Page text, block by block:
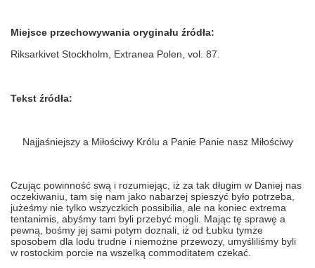
Miejsce przechowywania oryginału źródła:
Riksarkivet Stockholm, Extranea Polen, vol. 87.
Tekst źródła:
Najjaśniejszy a Miłościwy Królu a Panie Panie nasz Miłościwy
Czując powinność swą i rozumiejąc, iż za tak długim w Daniej nas
oczekiwaniu, tam się nam jako nabarzej spieszyć było potrzeba,
jużeśmy nie tylko wszyczkich possibilia, ale na koniec extrema
tentanimis, abyśmy tam byli przebyć mogli. Mając tę sprawę a
pewną, bośmy jej sami potym doznali, iż od Łubku tymże
sposobem dla lodu trudne i niemożne przewozy, umyśliliśmy byli
w rostockim porcie na wszelką commoditatem czekać.